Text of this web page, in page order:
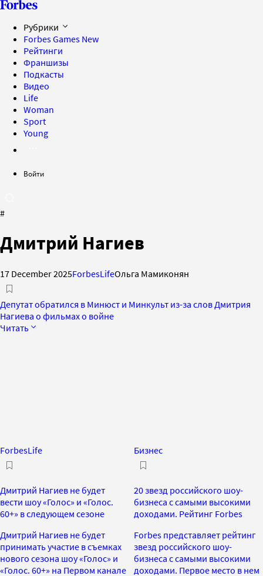
Рубрики
Forbes Games New
Рейтинги
Франшизы
Подкасты
Видео
Life
Woman
Sport
Young
Войти
#
Дмитрий Нагиев
17 December 2025ForbesLifeОльга Мамиконян
Депутат обратился в Минюст и Минкульт из-за слов Дмитрия
Нагиева о фильмах о войне
Читать
ForbesLife
Дмитрий Нагиев не будет
вести шоу «Голос» и «Голос.
60+» в следующем сезоне
Дмитрий Нагиев не будет
принимать участие в съемках
нового сезона шоу «Голос» и
«Голос. 60+» на Первом канале
Бизнес
20 звезд российского шоу-
бизнеса с самыми высокими
доходами. Рейтинг Forbes
Forbes представляет рейтинг
звезд российского шоу-
бизнеса с самыми высокими
доходами. Первое место в нем